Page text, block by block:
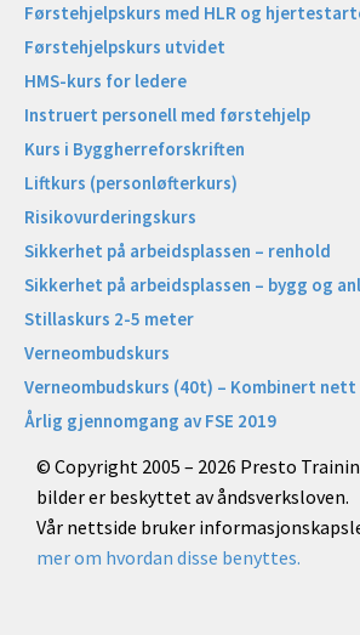
Førstehjelpskurs med HLR og
Førstehjelpskurs utvidet
HMS-kurs for ledere
Instruert personell med førstehjelp
Kurs i Byggherreforskriften
Liftkurs (personløfterkurs)
Risikovurderingskurs
Sikkerhet på arbeidsplassen – renhold
Sikkerhet på arbeidsplassen – bygg og
Stillaskurs 2-5 meter
Verneombudskurs
Verneombudskurs (40t) – Kombinert
Årlig gjennomgang av FSE 2019
© Copyright 2005 – 2026 Presto
bilder er beskyttet av åndsverksloven.
Vår nettside bruker
mer om hvordan disse benyttes.